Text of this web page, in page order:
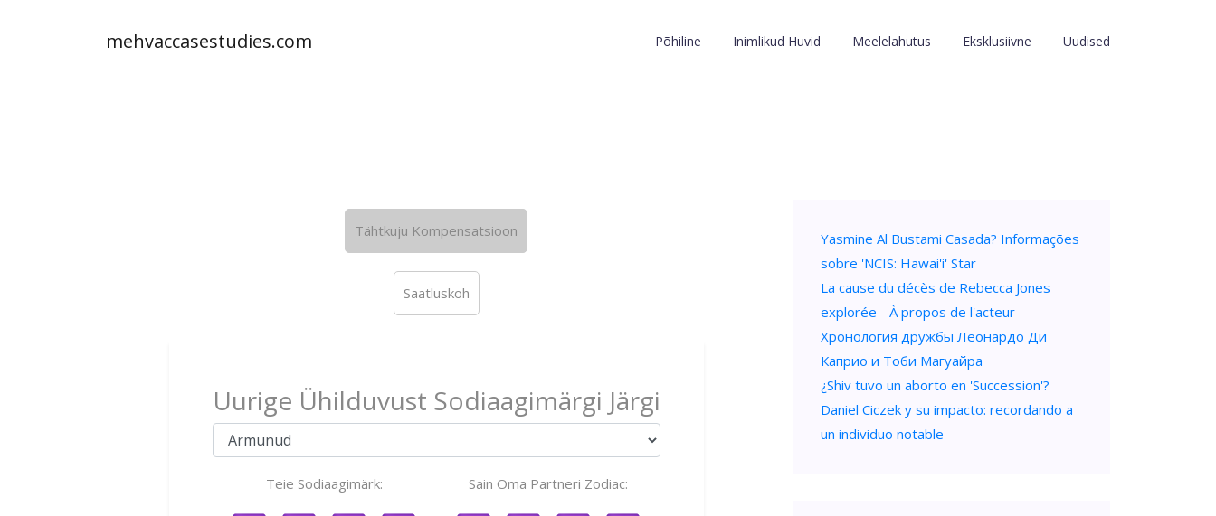
mehvaccasestudies.com Põhiline Inimlikud Huvid Meelelahutus Eksklusiivne Uudised
Tähtkuju Kompensatsioon
Saatluskoh
Uurige Ühilduvust Sodiaagimärgi Järgi
Teie Sodiaagimärk: Sain Oma Partneri Zodiac:
Yasmine Al Bustami Casada? Informações
sobre 'NCIS: Hawai'i' Star
La cause du décès de Rebecca Jones
explorée - À propos de l'acteur
Хронология дружбы Леонардо Ди
Каприо и Тоби Магуайра
¿Shiv tuvo un aborto en 'Succession'?
Daniel Ciczek y su impacto: recordando a
un individuo notable